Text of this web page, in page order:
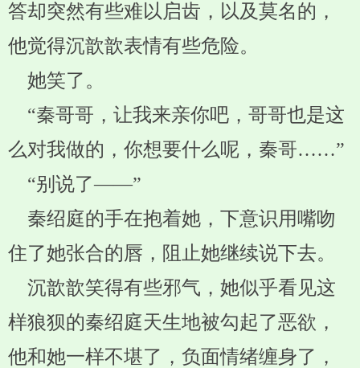
答却突然有些难以启齿，以及莫名的，
他觉得沉歆歆表情有些危险。
她笑了。
“秦哥哥，让我来亲你吧，哥哥也是这
么对我做的，你想要什么呢，秦哥……”
“别说了——”
秦绍庭的手在抱着她，下意识用嘴吻
住了她张合的唇，阻止她继续说下去。
沉歆歆笑得有些邪气，她似乎看见这
样狼狈的秦绍庭天生地被勾起了恶欲，
他和她一样不堪了，负面情绪缠身了，